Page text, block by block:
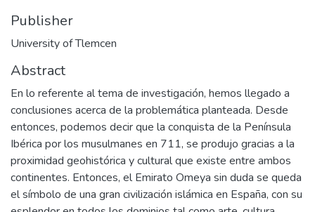
Publisher
University of Tlemcen
Abstract
En lo referente al tema de investigación, hemos llegado a
conclusiones acerca de la problemática planteada. Desde
entonces, podemos decir que la conquista de la Península
Ibérica por los musulmanes en 711, se produjo gracias a la
proximidad geohistórica y cultural que existe entre ambos
continentes. Entonces, el Emirato Omeya sin duda se queda
el símbolo de una gran civilización islámica en España, con su